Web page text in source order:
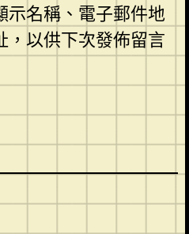
示名稱、電子郵件地
，以供下次發佈留言